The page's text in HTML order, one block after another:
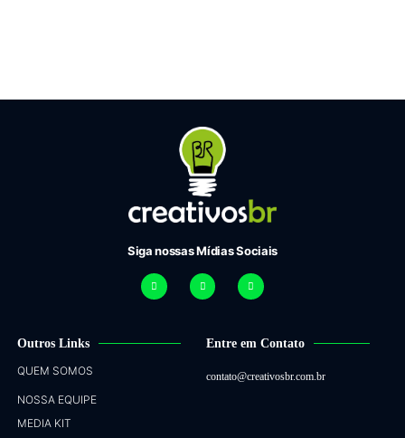
Siga nossas Mídias Sociais
Outros Links
QUEM SOMOS
NOSSA EQUIPE
MEDIA KIT
Entre em Contato
contato@creativosbr.com.br